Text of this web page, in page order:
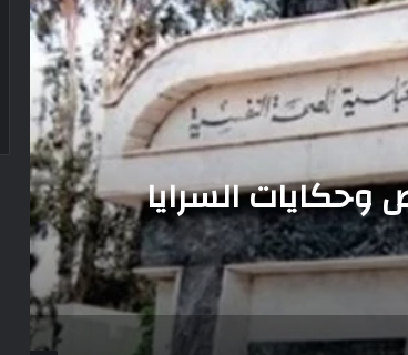
أهم الاخبار
13 مايو، 2025
وزارة الداخلية تستقبل وفد
للقيادات